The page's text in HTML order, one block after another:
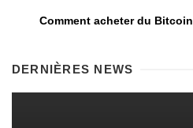
Comment acheter du Bitcoin
DERNIÈRES NEWS